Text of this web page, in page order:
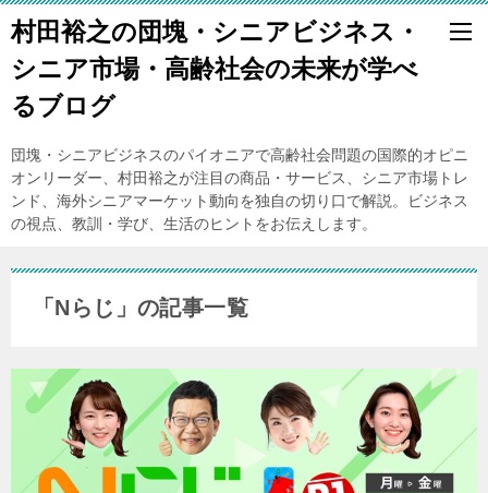
村田裕之の団塊・シニアビジネス・
シニア市場・高齢社会の未来が学べ
るブログ
団塊・シニアビジネスのパイオニアで高齢社会問題の国際的オピニ
オンリーダー、村田裕之が注目の商品・サービス、シニア市場トレ
ンド、海外シニアマーケット動向を独自の切り口で解説。ビジネス
の視点、教訓・学び、生活のヒントをお伝えします。
「Nらじ」の記事一覧